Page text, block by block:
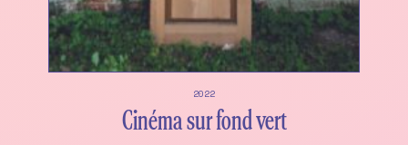
2022
Cinéma sur fond vert